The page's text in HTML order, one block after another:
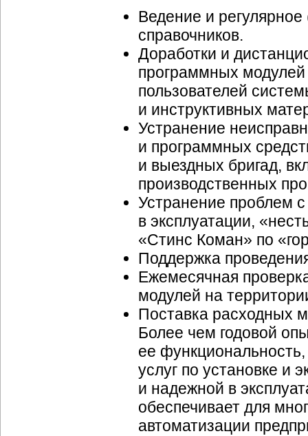
Ведение и
справочников.
Доработки и
программных
пользователей
и инструктивных
Устранение
и программных
и выездных бригад,
производственных
Устранение проблем
в эксплуатации,
«Стинс Коман» по
Поддержка
Ежемесячная
модулей на
Поставка расходных
Более чем годовой
ее
услуг по установке и
и надежной в
обеспечивает для
автоматизации